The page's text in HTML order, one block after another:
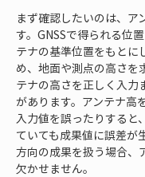
まず確認したいのは、ア
す。GNSSで得られる位
テナの基準位置をもとに
め、地面や測点の高さを
テナの高さを正しく入力
があります。アンテナ高
入力値を誤ったりすると
ていても成果値に誤差が
方向の成果を扱う場合、
欠かせません。